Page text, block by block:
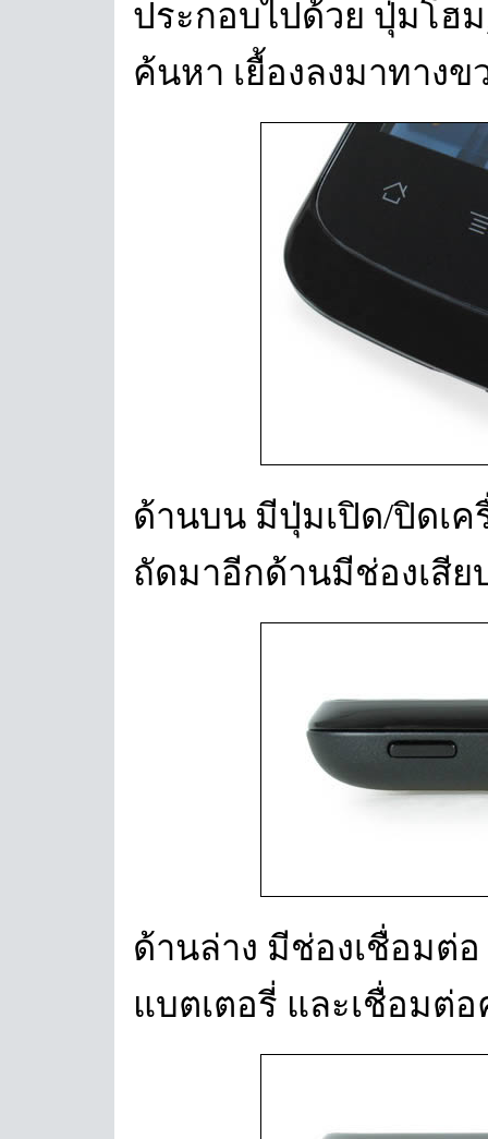
ประกอบไปด้วย ปุ่มโฮ
ค้นหา เยื้องลงมาทาง
ด้านบน มีปุ่มเปิด/ปิดเค
ถัดมาอีกด้านมีช่องเสีย
ด้านล่าง มีช่องเชื่อมต่
แบตเตอรี่ และเชื่อมต่